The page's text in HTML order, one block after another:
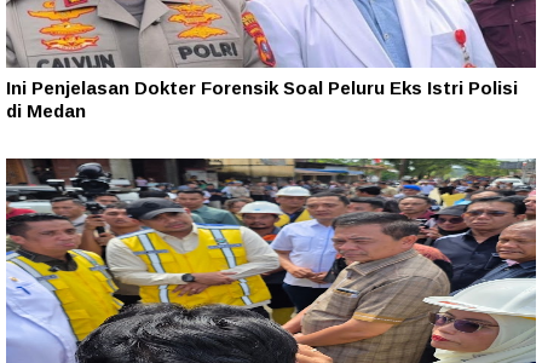
Ini Penjelasan Dokter Forensik Soal Peluru Eks Istri Polisi
di Medan